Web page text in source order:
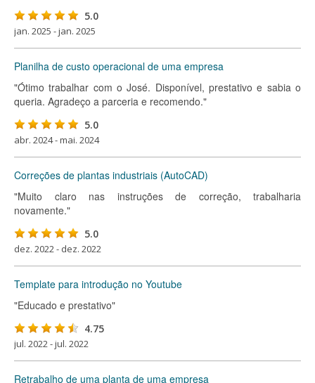
5.0
jan. 2025 - jan. 2025
Planilha de custo operacional de uma empresa
"Ótimo trabalhar com o José. Disponível, prestativo e sabia o
queria. Agradeço a parceria e recomendo."
5.0
abr. 2024 - mai. 2024
Correções de plantas industriais (AutoCAD)
"Muito claro nas instruções de correção, trabalharia
novamente."
5.0
dez. 2022 - dez. 2022
Template para introdução no Youtube
"Educado e prestativo"
4.75
jul. 2022 - jul. 2022
Retrabalho de uma planta de uma empresa